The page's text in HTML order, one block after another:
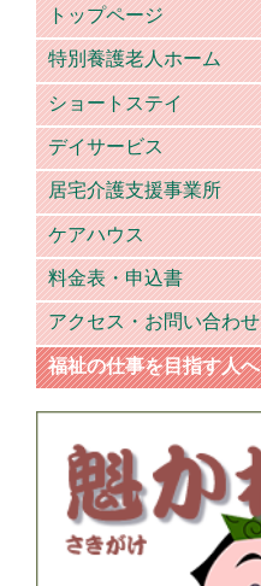
トップページ
特別養護老人ホーム
ショートステイ
デイサービス
居宅介護支援事業所
ケアハウス
料金表・申込書
アクセス・お問い合わせ
福祉の仕事を目指す人へ